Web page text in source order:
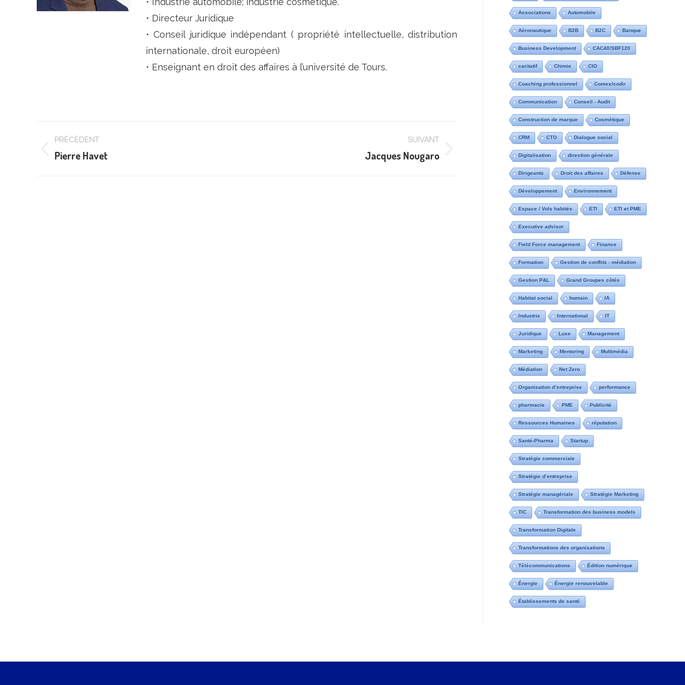
• Directeur Juridique
• Conseil juridique indépendant ( propriété intellectuelle, distribution
internationale, droit européen)
• Enseignant en droit des affaires à l’université de Tours.
Navigation
de
PRÉCÉDENT
Onglet
Pierre Havet
SUIVANT
Jacques Nougaro
Associations Automobile
Aéronautique B2B B2C Banque
Business Development CAC40/SBF120
caritatif Chimie CIO
Coaching professionnel Comex/codir
Communication Conseil - Audit
Construction de marque Cosmétique
CRM CTO Dialogue social
Digitalisation direction générale
Dirigeants Droit des affaires Défense
Développement Environnement
Espace / Vols habités ETI ETI et PME
Executive advisor
Field Force management Finance
Formation Gestion de conflits - médiation
Gestion P&L Grand Groupes côtés
Habitat social humain IA
Industrie International IT
Juridique Luxe Management
Marketing Mentoring Multimédia
Médiation Net Zero
Organisation d’entreprise performance
pharmacie PME Publicité
Ressources Humaines réputation
Santé-Pharma Startup
Stratégie commerciale
Stratégie d’entreprise
Stratégie managériale Stratégie Marketing
TIC Transformation des business models
Transformation Digitale
Transformations des organisations
Télécommunications Édition numérique
Énergie Énergie renouvelable
Établissements de santé